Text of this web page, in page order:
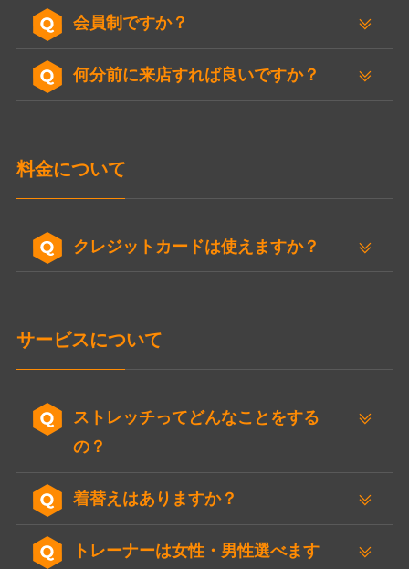
会員制ですか？
何分前に来店すれば良いですか？
料金について
クレジットカードは使えますか？
サービスについて
ストレッチってどんなことをする
の？
着替えはありますか？
トレーナーは女性・男性選べます